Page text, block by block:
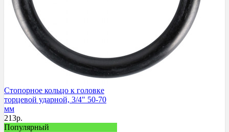
Стопорное кольцо к головке
торцевой ударной, 3/4" 50-70
мм
213р.
Популярный